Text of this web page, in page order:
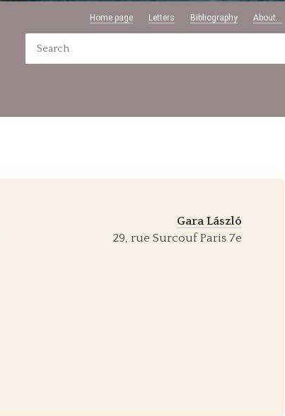
Home page Letters Bibliography About...
Gara László
29, rue Surcouf Paris 7e